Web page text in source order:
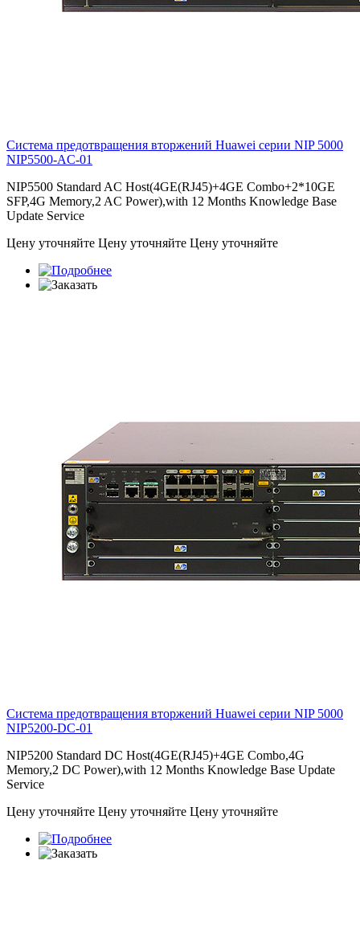
Система предотвращения вторжений Huawei серии NIP 5000
NIP5500-AC-01
NIP5500 Standard AC Host(4GE(RJ45)+4GE Combo+2*10GE
SFP,4G Memory,2 AC Power),with 12 Months Knowledge Base
Update Service
Цену уточняйте Цену уточняйте Цену уточняйте
Система предотвращения вторжений Huawei серии NIP 5000
NIP5200-DC-01
NIP5200 Standard DC Host(4GE(RJ45)+4GE Combo,4G
Memory,2 DC Power),with 12 Months Knowledge Base Update
Service
Цену уточняйте Цену уточняйте Цену уточняйте